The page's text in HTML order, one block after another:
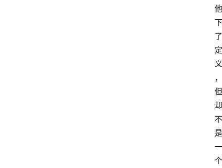
他
下
了
定
义
，
但
却
不
是
一
个